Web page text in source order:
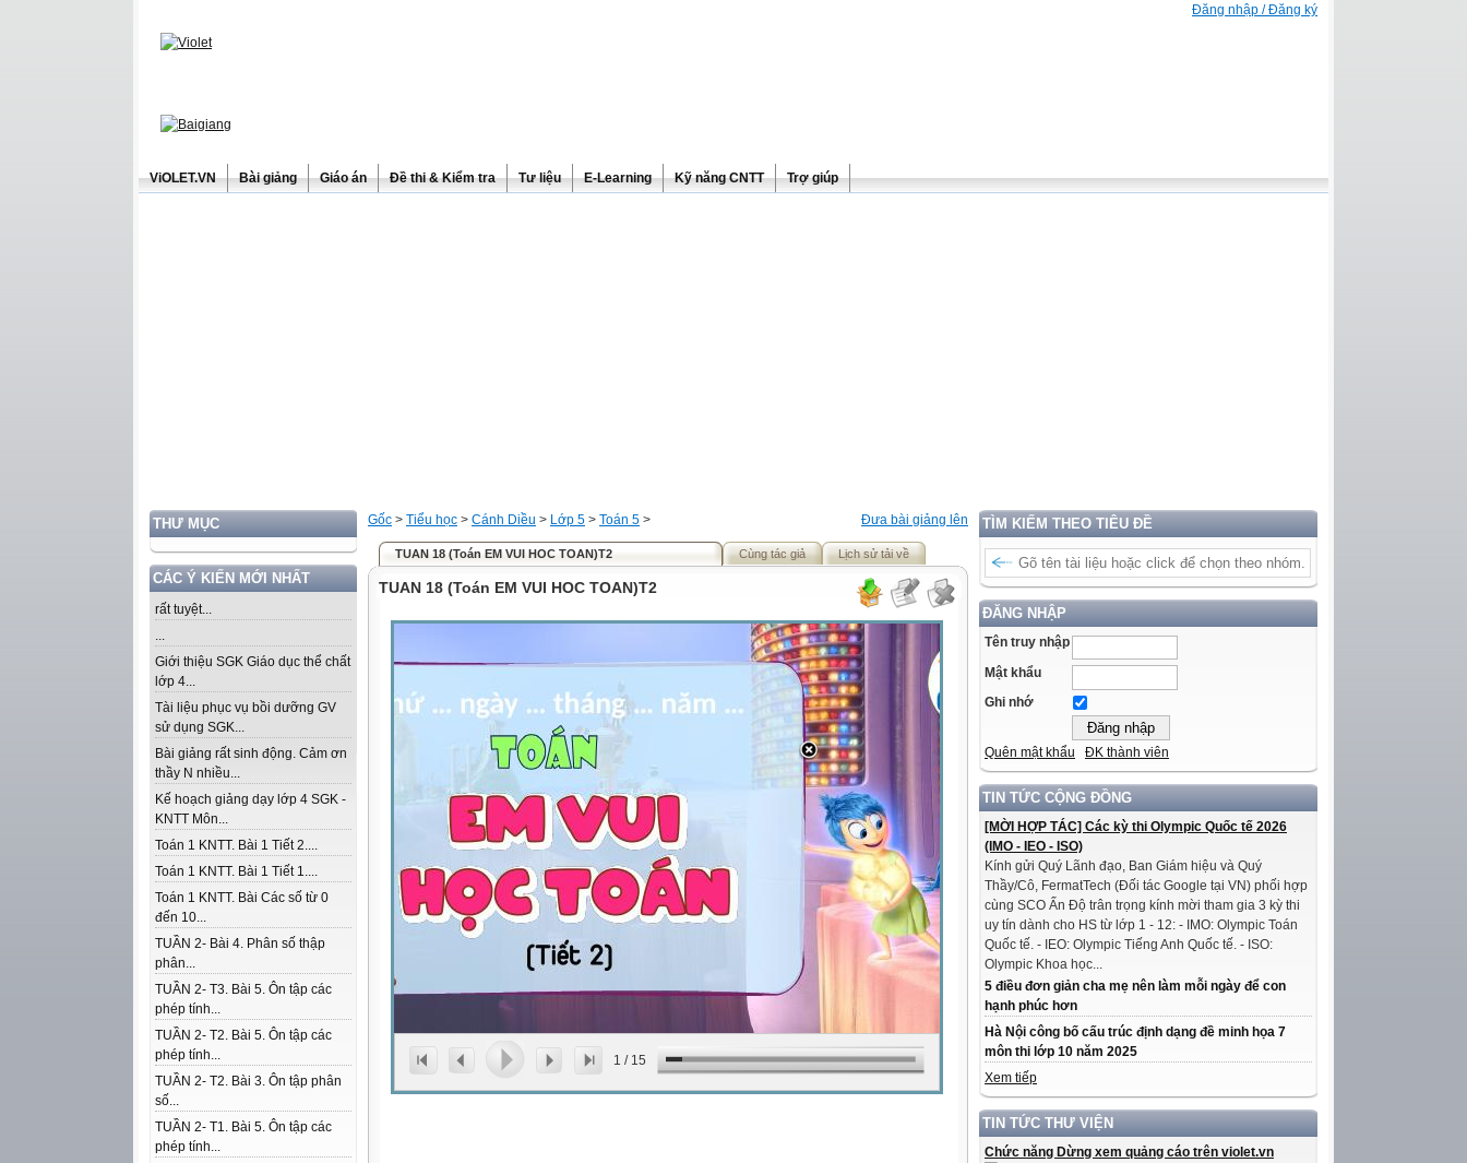
Đăng nhập / Đăng ký
ViOLET.VN Bài giảng Giáo án Đề thi & Kiểm tra Tư liệu E-Learning Kỹ năng CNTT Trợ giúp
THƯ MỤC
CÁC Ý KIẾN MỚI NHẤT
rất tuyệt...
...
Giới thiệu SGK Giáo dục thể chất
lớp 4...
Tài liệu phục vụ bồi dưỡng GV
sử dụng SGK...
Bài giảng rất sinh động. Cảm ơn
thầy N nhiều...
Kế hoạch giảng dạy lớp 4 SGK -
KNTT Môn...
Toán 1 KNTT. Bài 1 Tiết 2....
Toán 1 KNTT. Bài 1 Tiết 1....
Toán 1 KNTT. Bài Các số từ 0
đến 10...
TUẦN 2- Bài 4. Phân số thập
phân...
TUẦN 2- T3. Bài 5. Ôn tập các
phép tính...
TUẦN 2- T2. Bài 5. Ôn tập các
phép tính...
TUẦN 2- T2. Bài 3. Ôn tập phân
số...
TUẦN 2- T1. Bài 5. Ôn tập các
phép tính...
TÌM KIẾM THEO TIÊU ĐỀ
ĐĂNG NHẬP
Tên truy nhập
Mật khẩu
Ghi nhớ
Quên mật khẩu ĐK thành viên
TIN TỨC CỘNG ĐỒNG
[MỜI HỢP TÁC] Các kỳ thi Olympic Quốc tế 2026
(IMO - IEO - ISO)
Kính gửi Quý Lãnh đạo, Ban Giám hiệu và Quý
Thầy/Cô, FermatTech (Đối tác Google tại VN) phối hợp
cùng SCO Ấn Độ trân trọng kính mời tham gia 3 kỳ thi
uy tín dành cho HS từ lớp 1 - 12: - IMO: Olympic Toán
Quốc tế. - IEO: Olympic Tiếng Anh Quốc tế. - ISO:
Olympic Khoa học...
5 điều đơn giản cha mẹ nên làm mỗi ngày để con
hạnh phúc hơn
Hà Nội công bố cấu trúc định dạng đề minh họa 7
môn thi lớp 10 năm 2025
Xem tiếp
TIN TỨC THƯ VIỆN
Chức năng Dừng xem quảng cáo trên violet.vn
Đưa bài giảng lên
Gốc > Tiểu học > Cánh Diều > Lớp 5 > Toán 5 >
TUAN 18 (Toán EM VUI HOC TOAN)T2 Cùng tác giả Lịch sử tải về
TUAN 18 (Toán EM VUI HOC TOAN)T2
1 / 15